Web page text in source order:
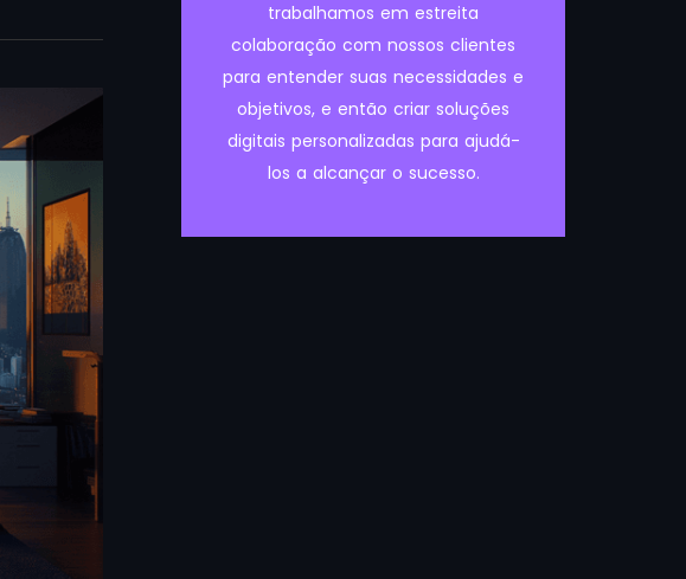
trabalhamos em estreita
colaboração com nossos clientes
para entender suas necessidades e
objetivos, e então criar soluções
digitais personalizadas para ajudá-
los a alcançar o sucesso.